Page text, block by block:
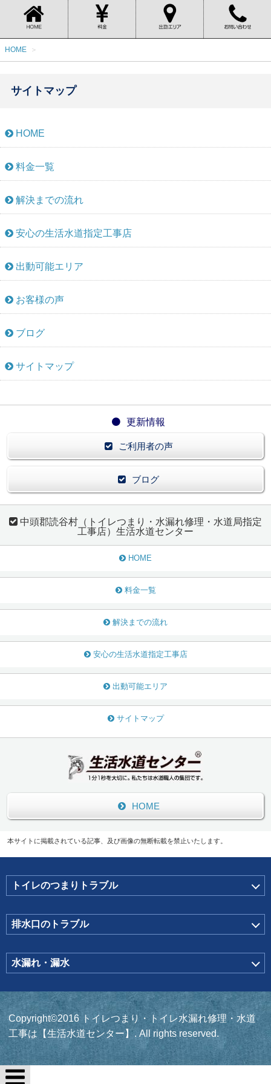
HOME
サイトマップ
HOME
料金一覧
解決までの流れ
安心の生活水道指定工事店
出動可能エリア
お客様の声
ブログ
サイトマップ
更新情報
ご利用者の声
ブログ
中頭郡読谷村（トイレつまり・水漏れ修理・水道局指定
工事店）生活水道センター
HOME
料金一覧
解決までの流れ
安心の生活水道指定工事店
出動可能エリア
サイトマップ
HOME
本サイトに掲載されている記事、及び画像の無断転載を禁止いたします。
トイレのつまりトラブル
排水口のトラブル
水漏れ・漏水
Copyright©2016 トイレつまり・トイレ水漏れ修理・水道
工事は【生活水道センター】. All rights reserved.